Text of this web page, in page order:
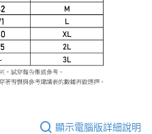
顯示電腦版詳細說明